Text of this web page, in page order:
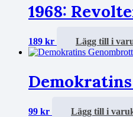
1968:
189 kr Lägg till i
99 kr Lägg till i